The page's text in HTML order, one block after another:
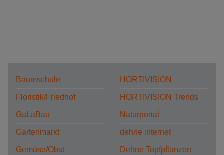
Baumschule
Floristik/Friedhof
GaLaBau
Gartenmarkt
Gemüse/Obst
HORTIVISION
HORTIVISION Trends
Naturportal
dehne internet
Dehne Topfpflanzen